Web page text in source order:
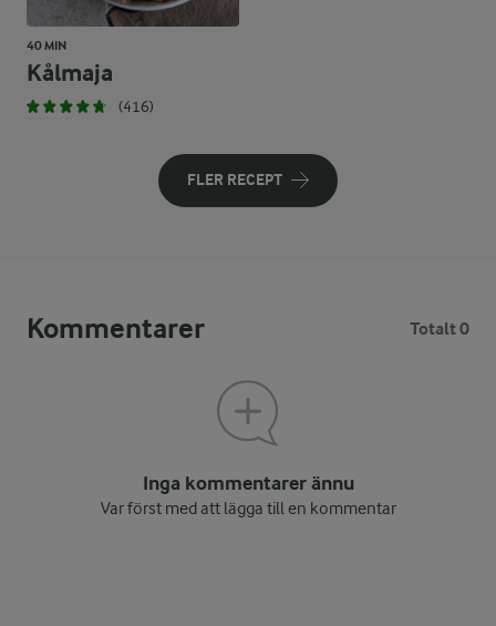
40 MIN
Kålmaja
(416)
FLER RECEPT
Kommentarer Totalt 0
Inga kommentarer ännu
Var först med att lägga till en kommentar